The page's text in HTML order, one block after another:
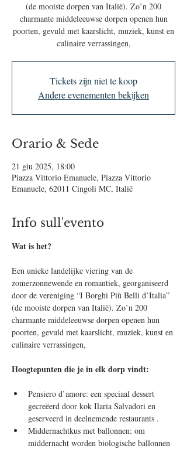
(de mooiste dorpen van Italië). Zo’n 200
charmante middeleeuwse dorpen openen hun
poorten, gevuld met kaarslicht, muziek, kunst en
culinaire verrassingen,
Tickets zijn niet te koop
Andere evenementen bekijken
Orario & Sede
21 giu 2025, 18:00
Piazza Vittorio Emanuele, Piazza Vittorio
Emanuele, 62011 Cingoli MC, Italië
Info sull'evento
Wat is het?
Een unieke landelijke viering van de
zomerzonnewende en romantiek, georganiseerd
door de vereniging “I Borghi Più Belli d’Italia”
(de mooiste dorpen van Italië). Zo’n 200
charmante middeleeuwse dorpen openen hun
poorten, gevuld met kaarslicht, muziek, kunst en
culinaire verrassingen,
Hoogtepunten die je in elk dorp vindt:
Pensiero d’amore: een speciaal dessert
gecreëerd door kok Ilaria Salvadori en
geserveerd in deelnemende restaurants .
Middernachtkus met ballonnen: om
middernacht worden biologische ballonnen